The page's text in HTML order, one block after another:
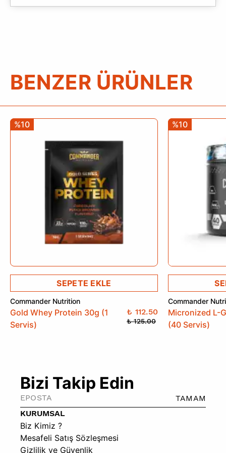
BENZER ÜRÜNLER
%10
SEPETE EKLE
Commander Nutrition
Gold Whey Protein 30g (1
Servis)
₺ 112.50
₺ 125.00
%10
Commander
Micronized L-
(40 Servis)
KURUMSAL
Biz Kimiz ?
Mesafeli Satış Sözleşmesi
Gizlilik ve Güvenlik
Bizi Takip Edin
TAMAM